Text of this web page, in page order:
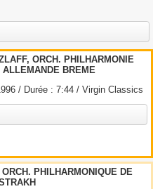
ORCH. PHILHARMONIE
ALLEMANDE BREME
/ Durée : 7:44 / Virgin Classics
PHILHARMONIQUE DE